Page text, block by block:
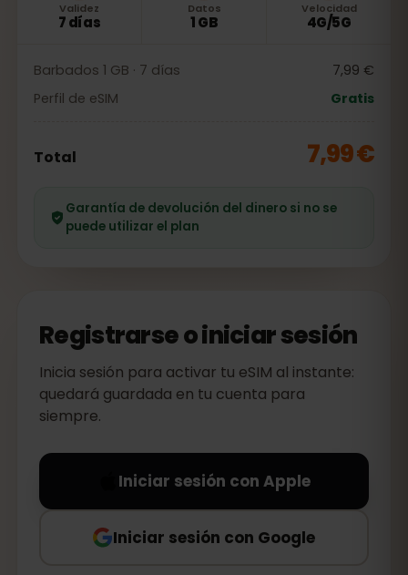
Validez
7 días
Datos
1 GB
Velocidad
4G/5G
Barbados 1 GB · 7 días
7,99 €
Perfil de eSIM
Gratis
Total 7,99 €
Garantía de devolución del dinero si no se
puede utilizar el plan
Registrarse o iniciar sesión
Inicia sesión para activar tu eSIM al instante:
quedará guardada en tu cuenta para
siempre.
Iniciar sesión con Apple
Iniciar sesión con Google